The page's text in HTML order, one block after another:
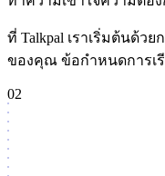
ที่ Talkpal เราเริ่มต้นด้ว
ของคุณ ข้อกําหนดการเ
02